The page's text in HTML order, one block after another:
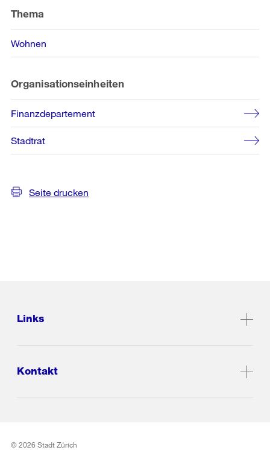
Informationen
Thema
Wohnen
Organisationseinheiten
Finanzdepartement
Stadtrat
Seite drucken
Links
Kontakt
© 2026 Stadt Zürich